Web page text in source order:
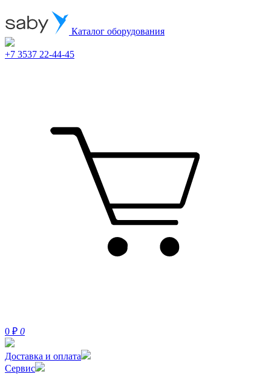
Каталог оборудования
+7 3537 22-44-45
0 ₽ 0
Доставка и оплата
Сервис